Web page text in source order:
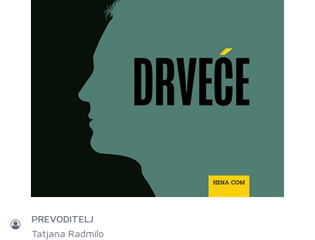
PREVODITELJ
Tatjana Radmilo